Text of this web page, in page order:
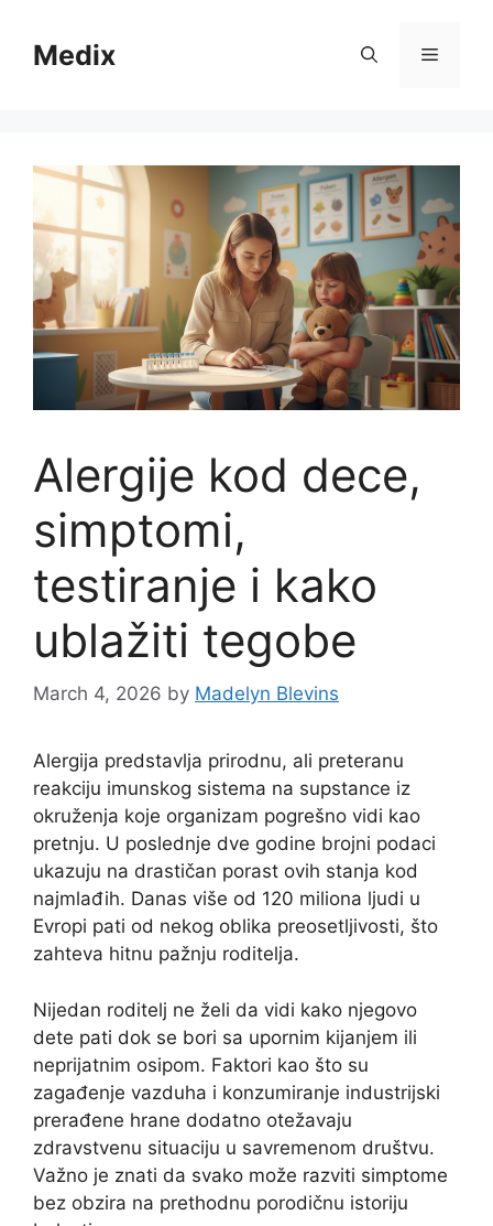
contentMedix Menu
Alergije kod dece,
simptomi,
testiranje i kako
ublažiti tegobe
March 4, 2026 by Madelyn Blevins
Alergija predstavlja prirodnu, ali preteranu
reakciju imunskog sistema na supstance iz
okruženja koje organizam pogrešno vidi kao
pretnju. U poslednje dve godine brojni podaci
ukazuju na drastičan porast ovih stanja kod
najmlađih. Danas više od 120 miliona ljudi u
Evropi pati od nekog oblika preosetljivosti, što
zahteva hitnu pažnju roditelja.
Nijedan roditelj ne želi da vidi kako njegovo
dete pati dok se bori sa upornim kijanjem ili
neprijatnim osipom. Faktori kao što su
zagađenje vazduha i konzumiranje industrijski
prerađene hrane dodatno otežavaju
zdravstvenu situaciju u savremenom društvu.
Važno je znati da svako može razviti simptome
bez obzira na prethodnu porodičnu istoriju